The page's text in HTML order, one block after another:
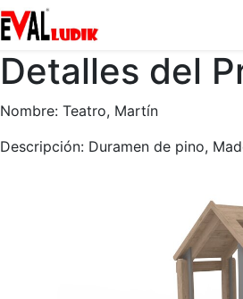
Detalles del
Nombre: Teatro, Martín
Descripción: Duramen de pino,